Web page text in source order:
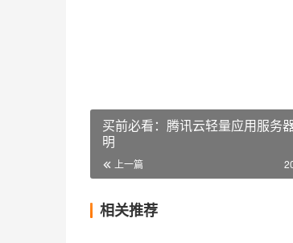
买前必看：腾讯云轻量应用服务
明
上一篇
相关推荐